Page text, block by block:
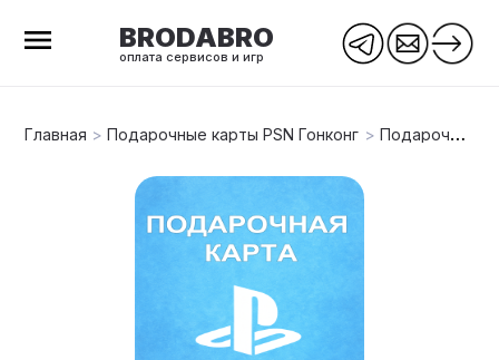
BRODABRO
оплата сервисов и игр
Главная >Подарочные карты PSN Гонконг >Подарочная карта PSN 300 HKD (Гонконг)